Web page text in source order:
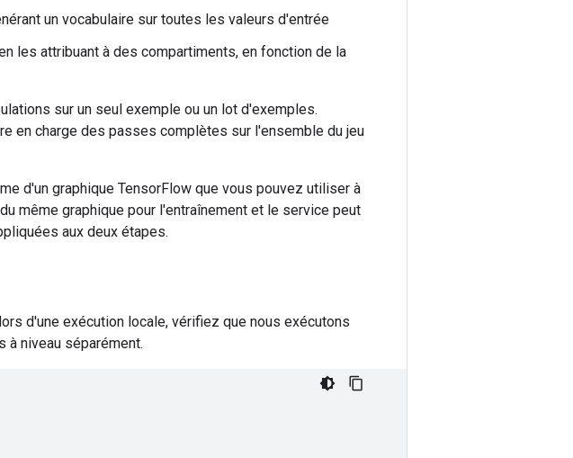
un vocabulaire sur toutes les valeurs d'entrée
les attribuant à des compartiments, en fonction de la
sur un seul exemple ou un lot d'exemples.
en charge des passes complètes sur l'ensemble du jeu
d'un graphique TensorFlow que vous pouvez utiliser à
même graphique pour l'entraînement et le service peut
aux deux étapes.
d'une exécution locale, vérifiez que nous exécutons
à niveau séparément.